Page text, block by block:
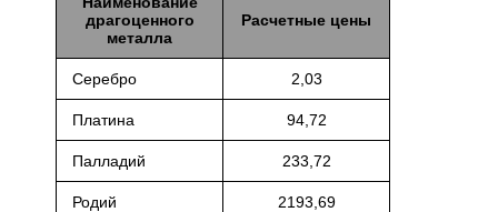
драгоценного
металла
Расчетные цены
Серебро 2,03
Платина 94,72
Палладий 233,72
Родий 2193,69